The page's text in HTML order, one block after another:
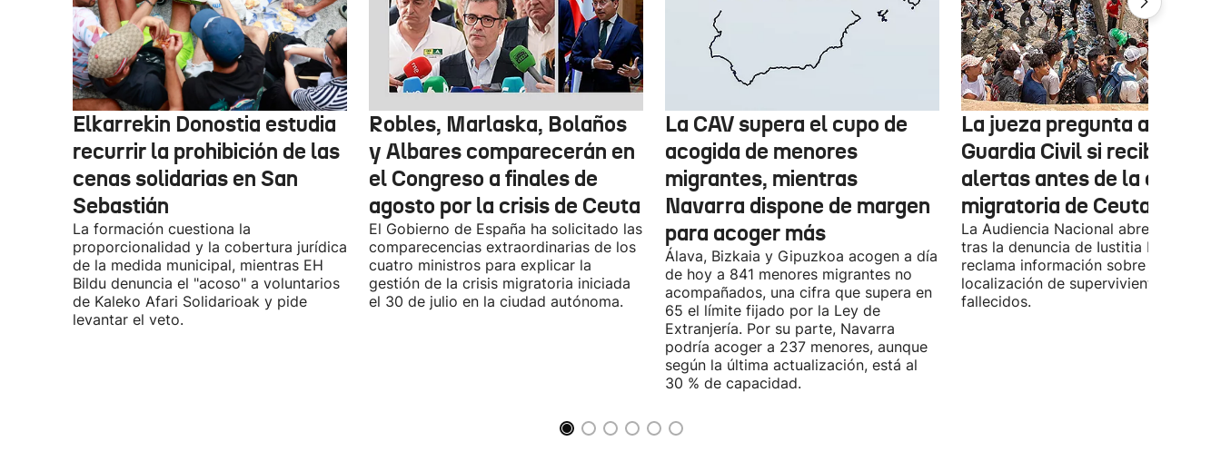
Elkarrekin Donostia estudia
recurrir la prohibición de las
cenas solidarias en San
Sebastián
La formación cuestiona la
proporcionalidad y la cobertura jurídica
de la medida municipal, mientras EH
Bildu denuncia el "acoso" a voluntarios
de Kaleko Afari Solidarioak y pide
levantar el veto.
Robles, Marlaska, Bolaños
y Albares comparecerán en
el Congreso a finales de
agosto por la crisis de Ceuta
El Gobierno de España ha solicitado las
comparecencias extraordinarias de los
cuatro ministros para explicar la
gestión de la crisis migratoria iniciada
el 30 de julio en la ciudad autónoma.
La CAV supera el cupo de
acogida de menores
migrantes, mientras
Navarra dispone de margen
para acoger más
Álava, Bizkaia y Gipuzkoa acogen a día
de hoy a 841 menores migrantes no
acompañados, una cifra que supera en
65 el límite fijado por la Ley de
Extranjería. Por su parte, Navarra
podría acoger a 237 menores, aunque
según la última actualización, está al
30 % de capacidad.
La jueza pregunta a la
Guardia Civil si recibió
alertas antes de la crisis
migratoria de Ceuta
La Audiencia Nacional abre
tras la denuncia de Iustitia Europa y
reclama información sobre la
localización de supervivientes y
fallecidos.